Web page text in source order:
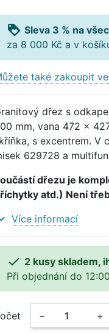
loyalty Sleva 3 % na
za 8 000 Kč a v
také zakoupit
dřez s
mm, vana 472 x
s excentrem. V
629728 a
dřezu je
atd.) Není
Více informací
 2 kusy skladem,
Při objednání do
− +